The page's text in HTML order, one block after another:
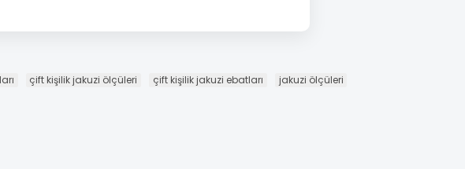
çift kişilik jakuzi ölçüleri çift kişilik jakuzi ebatları
jakuzi ölçüleri